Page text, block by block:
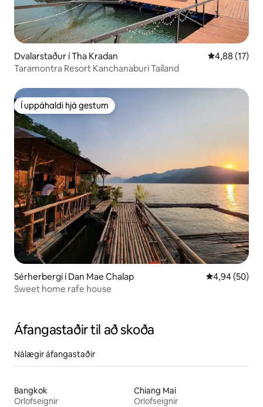
Dvalarstaður í Tha Kradan 4,88 af 5 í
4,88 (17)
Taramontra Resort Kanchanaburi Taíland
Í uppáhaldi hjá gestum
Í uppáhaldi hjá gestum
Sérherbergi í Dan Mae Chalap 4,94 af 5 í
4,94 (50)
Sweet home rafe house
Áfangastaðir til að skoða
Nálægir áfangastaðir
Bangkok
Orlofseignir
Chiang Mai
Orlofseignir